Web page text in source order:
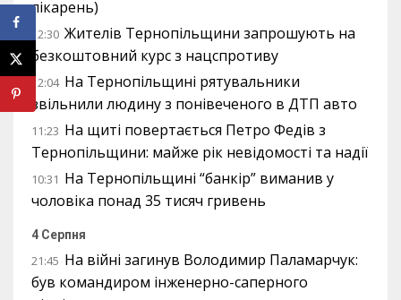
лікарень)
12:30 Жителів Тернопільщини запрошують на
безкоштовний курс з нацспротиву
12:04 На Тернопільщині рятувальники
звільнили людину з понівеченого в ДТП авто
11:23 На щиті повертається Петро Федів з
Тернопільщини: майже рік невідомості та надії
10:31 На Тернопільщині “банкір” виманив у
чоловіка понад 35 тисяч гривень
4 Серпня
21:45 На війні загинув Володимир Паламарчук:
був командиром інженерно-саперного